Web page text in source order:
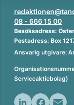
08 - 666 15 00
Besöksadress:
Postadress: Box
Ansvarig utgivare:
Serviceaktiebolag)